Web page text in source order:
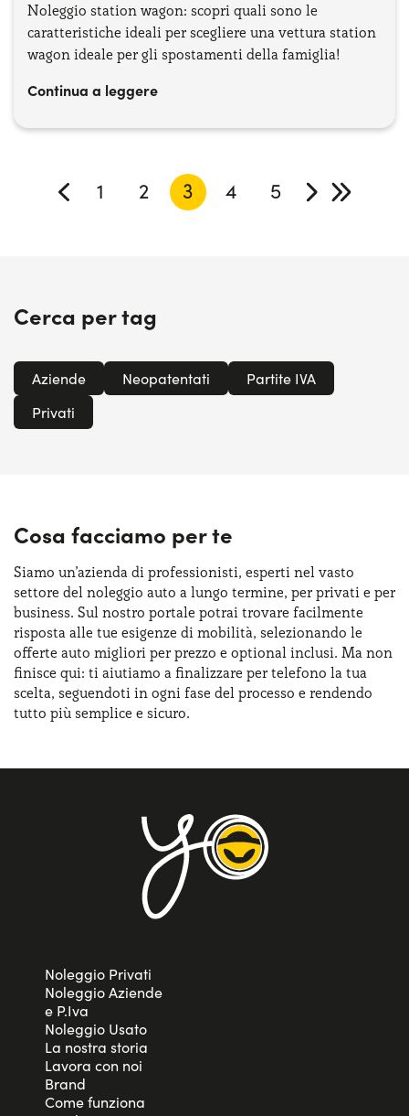
Noleggio station wagon: scopri quali sono le
caratteristiche ideali per scegliere una vettura station
wagon ideale per gli spostamenti della famiglia!
Continua a leggere
1 2 3 4 5
Cerca per tag
Aziende Neopatentati
Partite IVA
Privati
Cosa facciamo per te
Siamo un’azienda di professionisti, esperti nel vasto
settore del noleggio auto a lungo termine, per privati e per
business. Sul nostro portale potrai trovare facilmente
risposta alle tue esigenze di mobilità, selezionando le
offerte auto migliori per prezzo e optional inclusi. Ma non
finisce qui: ti aiutiamo a finalizzare per telefono la tua
scelta, seguendoti in ogni fase del processo e rendendo
tutto più semplice e sicuro.
Noleggio Privati
Noleggio Aziende
e P.Iva
Noleggio Usato
La nostra storia
Lavora con noi
Brand
Come funziona